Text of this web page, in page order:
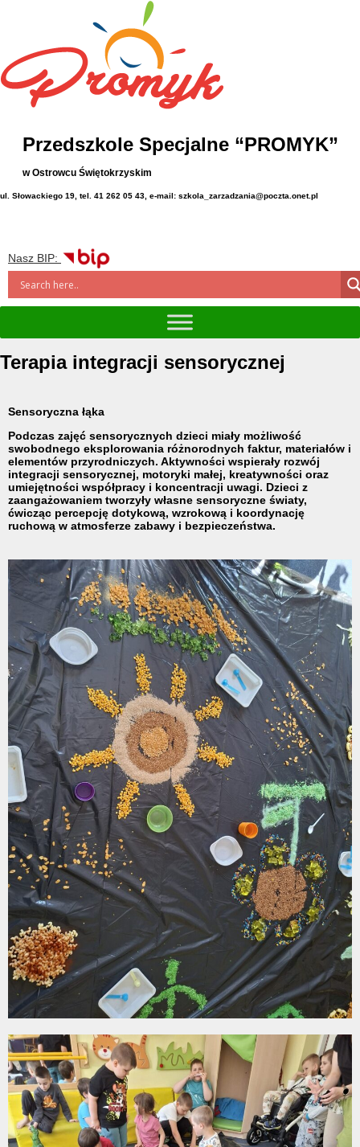
Przedszkole Specjalne “PROMYK”
w Ostrowcu Świętokrzyskim
ul. Słowackiego 19, tel. 41 262 05 43, e-mail: szkola_zarzadzania@poczta.onet.pl
Nasz BIP:
Terapia integracji sensorycznej
Sensoryczna łąka
Podczas zajęć sensorycznych dzieci miały możliwość
swobodnego eksplorowania różnorodnych faktur, materiałów i
elementów przyrodniczych. Aktywności wspierały rozwój
integracji sensorycznej, motoryki małej, kreatywności oraz
umiejętności współpracy i koncentracji uwagi. Dzieci z
zaangażowaniem tworzyły własne sensoryczne światy,
ćwicząc percepcję dotykową, wzrokową i koordynację
ruchową w atmosferze zabawy i bezpieczeństwa.